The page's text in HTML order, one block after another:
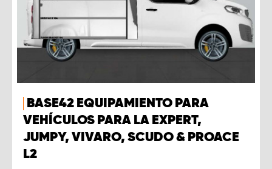
BASE42 EQUIPAMIENTO PARA
VEHÍCULOS PARA LA EXPERT,
JUMPY, VIVARO, SCUDO & PROACE
L2